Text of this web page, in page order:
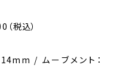
税込）
14mm / ムーブメント：